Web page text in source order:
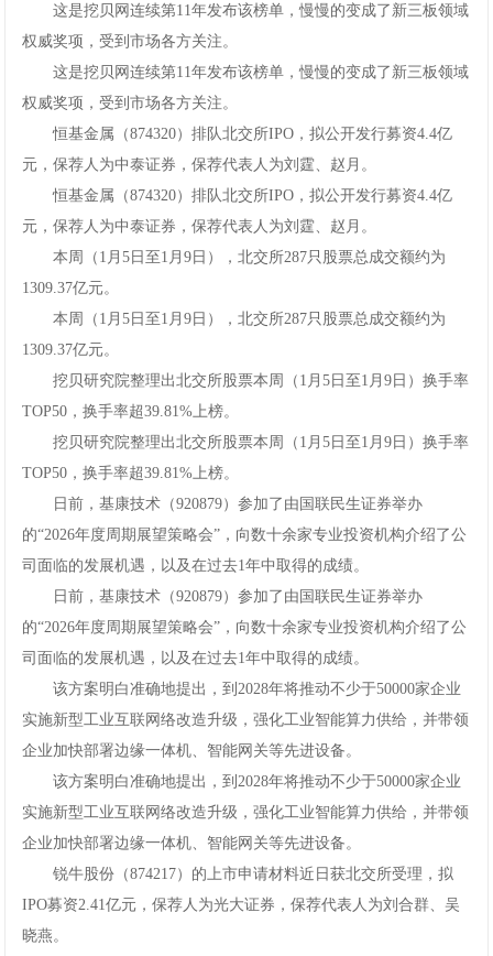
这是挖贝网连续第11年发布该榜单，慢慢的变成了新三板领域
权威奖项，受到市场各方关注。
这是挖贝网连续第11年发布该榜单，慢慢的变成了新三板领域
权威奖项，受到市场各方关注。
恒基金属（874320）排队北交所IPO，拟公开发行募资4.4亿
元，保荐人为中泰证券，保荐代表人为刘霆、赵月。
恒基金属（874320）排队北交所IPO，拟公开发行募资4.4亿
元，保荐人为中泰证券，保荐代表人为刘霆、赵月。
本周（1月5日至1月9日），北交所287只股票总成交额约为
1309.37亿元。
本周（1月5日至1月9日），北交所287只股票总成交额约为
1309.37亿元。
挖贝研究院整理出北交所股票本周（1月5日至1月9日）换手率
TOP50，换手率超39.81%上榜。
挖贝研究院整理出北交所股票本周（1月5日至1月9日）换手率
TOP50，换手率超39.81%上榜。
日前，基康技术（920879）参加了由国联民生证券举办
的“2026年度周期展望策略会”，向数十余家专业投资机构介绍了公
司面临的发展机遇，以及在过去1年中取得的成绩。
日前，基康技术（920879）参加了由国联民生证券举办
的“2026年度周期展望策略会”，向数十余家专业投资机构介绍了公
司面临的发展机遇，以及在过去1年中取得的成绩。
该方案明白准确地提出，到2028年将推动不少于50000家企业
实施新型工业互联网络改造升级，强化工业智能算力供给，并带领
企业加快部署边缘一体机、智能网关等先进设备。
该方案明白准确地提出，到2028年将推动不少于50000家企业
实施新型工业互联网络改造升级，强化工业智能算力供给，并带领
企业加快部署边缘一体机、智能网关等先进设备。
锐牛股份（874217）的上市申请材料近日获北交所受理，拟
IPO募资2.41亿元，保荐人为光大证券，保荐代表人为刘合群、吴
晓燕。